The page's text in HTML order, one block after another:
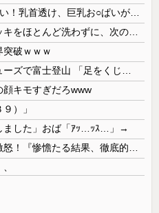
突破ｗｗｗ
顔キモすぎだろwww
）」
ました」おば「ｱｯ…ｯｽ…」→